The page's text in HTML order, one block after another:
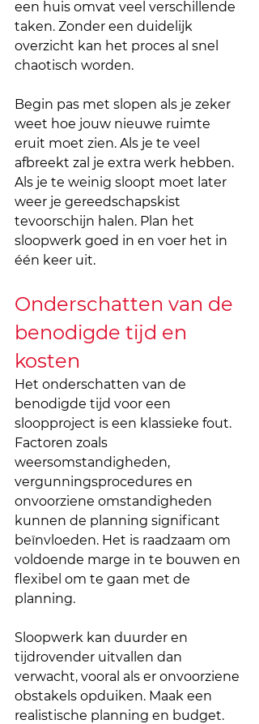
een huis omvat veel verschillende
taken. Zonder een duidelijk
overzicht kan het proces al snel
chaotisch worden.
Begin pas met slopen als je zeker
weet hoe jouw nieuwe ruimte
eruit moet zien. Als je te veel
afbreekt zal je extra werk hebben.
Als je te weinig sloopt moet later
weer je gereedschapskist
tevoorschijn halen. Plan het
sloopwerk goed in en voer het in
één keer uit.
Onderschatten van de
benodigde tijd en
kosten
Het onderschatten van de
benodigde tijd voor een
sloopproject is een klassieke fout.
Factoren zoals
weersomstandigheden,
vergunningsprocedures en
onvoorziene omstandigheden
kunnen de planning significant
beïnvloeden. Het is raadzaam om
voldoende marge in te bouwen en
flexibel om te gaan met de
planning.
Sloopwerk kan duurder en
tijdrovender uitvallen dan
verwacht, vooral als er onvoorziene
obstakels opduiken. Maak een
realistische planning en budget.